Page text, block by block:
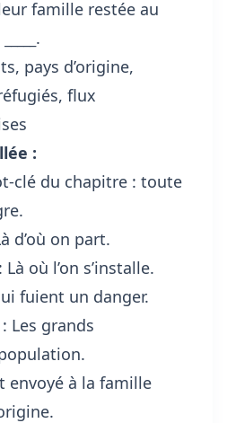
famille restée au
.
pays d’origine,
flux
:
clé du chapitre : toute
d’où on part.
: Là où l’on s’installe.
fuient un danger.
: Les grands
envoyé à la famille